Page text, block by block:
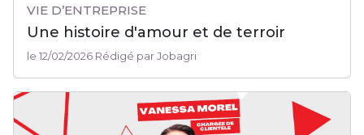
VIE D’ENTREPRISE
Une histoire d'amour et de terroir
le 12/02/2026 Rédigé par Jobagri